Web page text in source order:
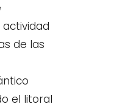
de las
el litoral